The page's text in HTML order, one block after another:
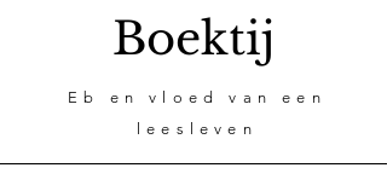
Boektij
Eb en vloed van een
leesleven